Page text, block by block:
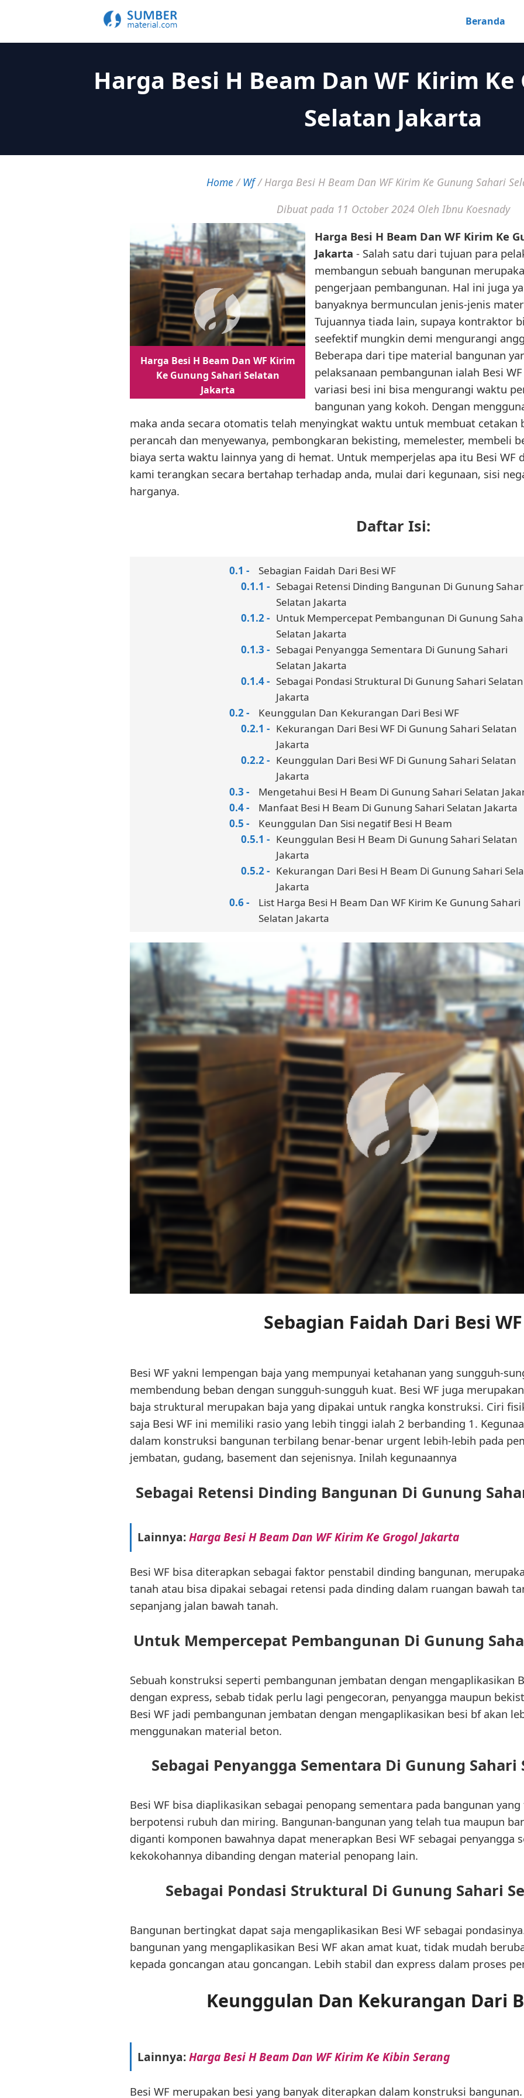
Beranda
Harga Besi H Beam Dan WF Kirim
Selatan Jakarta
Home/Wf/Harga Besi H Beam Dan WF Kirim Ke Gunung Sahari
Dibuat pada 11 October 2024 Oleh Ibnu Koesnady
Harga Besi H Beam Dan WF Kirim
Ke Gunung Sahari Selatan
Jakarta
Harga Besi H Beam Dan WF Kirim Ke
Jakarta - Salah satu dari tujuan para
membangun sebuah bangunan
pengerjaan pembangunan. Hal ini juga
banyaknya bermunculan jenis-jenis
Tujuannya tiada lain, supaya kontraktor
seefektif mungkin demi mengurangi
Beberapa dari tipe material bangunan
pelaksanaan pembangunan ialah Besi
variasi besi ini bisa mengurangi waktu
bangunan yang kokoh. Dengan
maka anda secara otomatis telah menyingkat waktu untuk membuat cetakan
perancah dan menyewanya, pembongkaran bekisting, memelester, membeli
biaya serta waktu lainnya yang di hemat. Untuk memperjelas apa itu Besi WF
kami terangkan secara bertahap terhadap anda, mulai dari kegunaan, sisi
harganya.
Daftar Isi:
Sebagian Faidah Dari Besi WF
Sebagai Retensi Dinding Bangunan Di Gunung
Selatan Jakarta
Untuk Mempercepat Pembangunan Di Gunung
Selatan Jakarta
Sebagai Penyangga Sementara Di Gunung Sahari
Selatan Jakarta
Sebagai Pondasi Struktural Di Gunung Sahari Selatan
Jakarta
Keunggulan Dan Kekurangan Dari Besi WF
Kekurangan Dari Besi WF Di Gunung Sahari Selatan
Jakarta
Keunggulan Dari Besi WF Di Gunung Sahari Selatan
Jakarta
Mengetahui Besi H Beam Di Gunung Sahari Selatan
Manfaat Besi H Beam Di Gunung Sahari Selatan Jakarta
Keunggulan Dan Sisi negatif Besi H Beam
Keunggulan Besi H Beam Di Gunung Sahari Selatan
Jakarta
Kekurangan Dari Besi H Beam Di Gunung Sahari
Jakarta
List Harga Besi H Beam Dan WF Kirim Ke Gunung Sahari
Selatan Jakarta
Sebagian Faidah Dari Besi WF
Besi WF yakni lempengan baja yang mempunyai ketahanan yang sungguh-
membendung beban dengan sungguh-sungguh kuat. Besi WF juga
baja struktural merupakan baja yang dipakai untuk rangka konstruksi. Ciri
saja Besi WF ini memiliki rasio yang lebih tinggi ialah 2 berbanding 1.
dalam konstruksi bangunan terbilang benar-benar urgent lebih-lebih pada
jembatan, gudang, basement dan sejenisnya. Inilah kegunaannya
Sebagai Retensi Dinding Bangunan Di Gunung
Lainnya:Harga Besi H Beam Dan WF Kirim Ke Grogol Jakarta
Besi WF bisa diterapkan sebagai faktor penstabil dinding bangunan,
tanah atau bisa dipakai sebagai retensi pada dinding dalam ruangan bawah
sepanjang jalan bawah tanah.
Untuk Mempercepat Pembangunan Di Gunung
Sebuah konstruksi seperti pembangunan jembatan dengan mengaplikasikan
dengan express, sebab tidak perlu lagi pengecoran, penyangga maupun
Besi WF jadi pembangunan jembatan dengan mengaplikasikan besi bf akan
menggunakan material beton.
Sebagai Penyangga Sementara Di Gunung Sahari
Besi WF bisa diaplikasikan sebagai penopang sementara pada bangunan
berpotensi rubuh dan miring. Bangunan-bangunan yang telah tua maupun
diganti komponen bawahnya dapat menerapkan Besi WF sebagai penyangga
kekokohannya dibanding dengan material penopang lain.
Sebagai Pondasi Struktural Di Gunung Sahari
Bangunan bertingkat dapat saja mengaplikasikan Besi WF sebagai
bangunan yang mengaplikasikan Besi WF akan amat kuat, tidak mudah
kepada goncangan atau goncangan. Lebih stabil dan express dalam proses
Keunggulan Dan Kekurangan Dari
Lainnya:Harga Besi H Beam Dan WF Kirim Ke Kibin Serang
Besi WF merupakan besi yang banyak diterapkan dalam konstruksi